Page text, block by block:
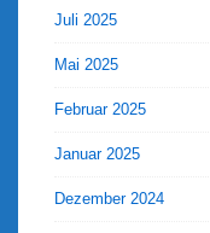
Juli 2025
Mai 2025
Februar 2025
Januar 2025
Dezember 2024